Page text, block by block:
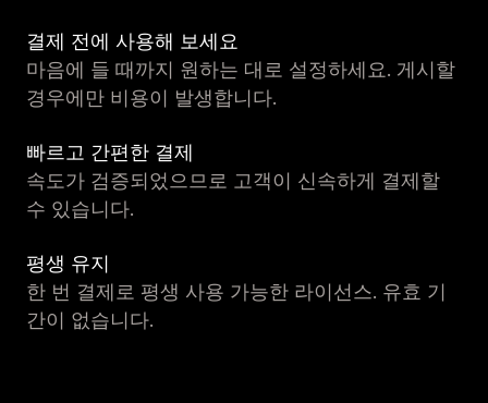
결제 전에 사용해 보세요
마음에 들 때까지 원하는 대로 설정하세요. 게시할
경우에만 비용이 발생합니다.
빠르고 간편한 결제
속도가 검증되었으므로 고객이 신속하게 결제할
수 있습니다.
평생 유지
한 번 결제로 평생 사용 가능한 라이선스. 유효 기
간이 없습니다.